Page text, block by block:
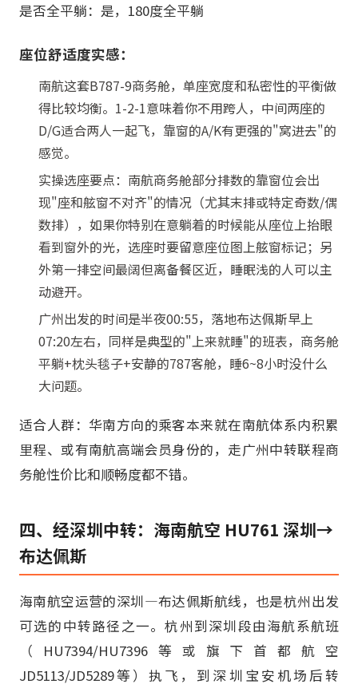
是否全平躺：是，180度全平躺
座位舒适度实感：
南航这套B787-9商务舱，单座宽度和私密性的平衡做
得比较均衡。1-2-1意味着你不用跨人，中间两座的
D/G适合两人一起飞，靠窗的A/K有更强的"窝进去"的
感觉。
实操选座要点：南航商务舱部分排数的靠窗位会出
现"座和舷窗不对齐"的情况（尤其末排或特定奇数/偶
数排），如果你特别在意躺着的时候能从座位上抬眼
看到窗外的光，选座时要留意座位图上舷窗标记；另
外第一排空间最阔但离备餐区近，睡眠浅的人可以主
动避开。
广州出发的时间是半夜00:55，落地布达佩斯早上
07:20左右，同样是典型的"上来就睡"的班表，商务舱
平躺+枕头毯子+安静的787客舱，睡6~8小时没什么
大问题。
适合人群：华南方向的乘客本来就在南航体系内积累
里程、或有南航高端会员身份的，走广州中转联程商
务舱性价比和顺畅度都不错。
四、经深圳中转：海南航空 HU761 深圳→
布达佩斯
海南航空运营的深圳—布达佩斯航线，也是杭州出发
可选的中转路径之一。杭州到深圳段由海航系航班
（HU7394/HU7396等或旗下首都航空
JD5113/JD5289等）执飞，到深圳宝安机场后转